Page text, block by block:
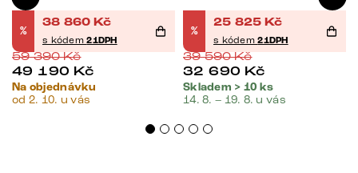
%
38 860 Kč
s kódem21DPH
59 390Kč
49 190 Kč
Na objednávku
od 2. 10. u vás
%
25 825 Kč
s kódem21DPH
39 590Kč
32 690 Kč
Skladem > 10 ks
14. 8. – 19. 8. u vás